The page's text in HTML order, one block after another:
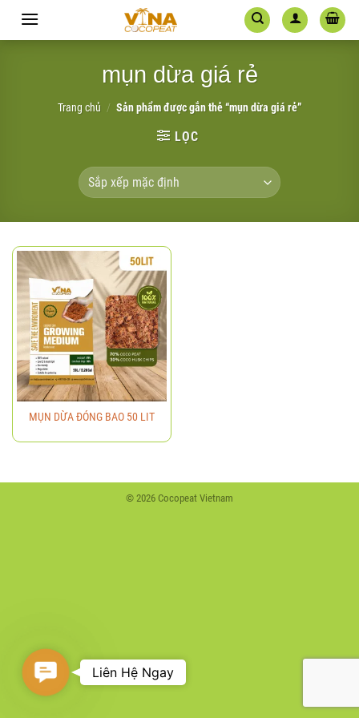
mụn dừa giá rẻ
Trang chủ / Sản phẩm được gắn thẻ “mụn dừa giá rẻ”
LỌC
MỤN DỪA ĐÓNG BAO 50 LIT
© 2026 Cocopeat Vietnam
Contact
Us
Liên Hệ Ngay